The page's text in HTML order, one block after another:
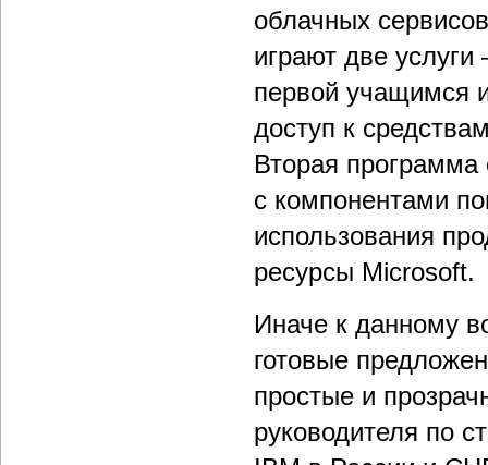
облачных
играют две
первой учащимся
доступ к
Вторая программа
с компонентами
использования
ресурсы Microsoft.
Иначе к данному
готовые
простые и
руководителя по